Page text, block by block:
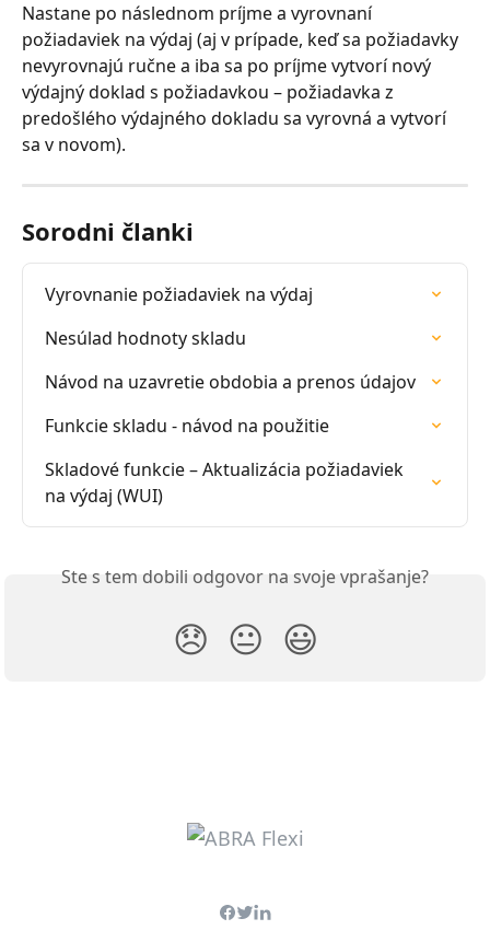
Nastane po následnom príjme a vyrovnaní
požiadaviek na výdaj (aj v prípade, keď sa požiadavky
nevyrovnajú ručne a iba sa po príjme vytvorí nový
výdajný doklad s požiadavkou – požiadavka z
predošlého výdajného dokladu sa vyrovná a vytvorí
sa v novom).
Sorodni članki
Vyrovnanie požiadaviek na výdaj
Nesúlad hodnoty skladu
Návod na uzavretie obdobia a prenos údajov
Funkcie skladu - návod na použitie
Skladové funkcie – Aktualizácia požiadaviek
na výdaj (WUI)
Ste s tem dobili odgovor na svoje vprašanje?
😞 😐 😃